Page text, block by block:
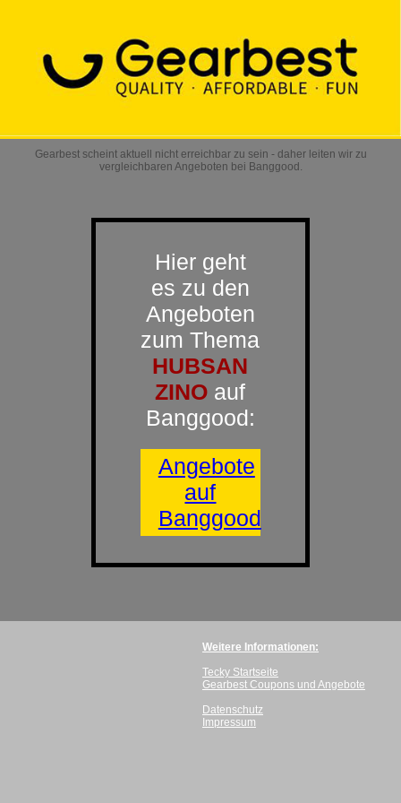
Gearbest scheint aktuell nicht erreichbar zu sein - daher leiten wir zu
vergleichbaren Angeboten bei Banggood.
Hier geht
es zu den
Angeboten
zum Thema
HUBSAN
ZINO auf
Banggood:
Angebote
auf
Banggood
Weitere Informationen:
Tecky Startseite
Gearbest Coupons und Angebote
Datenschutz
Impressum